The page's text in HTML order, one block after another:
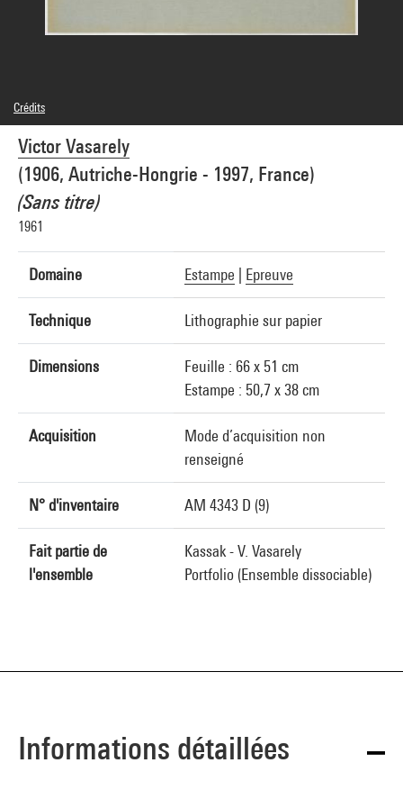
Victor Vasarely
(1906, Autriche-Hongrie - 1997, France)
(Sans titre)
1961
Domaine Estampe Epreuve
Technique Lithographie sur papier
Dimensions
Feuille : 66 x 51 cm
Estampe : 50,7 x 38 cm
Acquisition
Mode d’acquisition non
renseigné
N° d'inventaire AM 4343 D (9)
Fait partie de
l'ensemble
Kassak - V. Vasarely
Portfolio (Ensemble dissociable)
Crédits
© Adagp, Paris
Crédit photographique : Centre Pompidou, MNAM-CCI/Philippe Migeat/Dist.
GrandPalaisRmn
Réf. image : 4N89560
Diffusion image :GrandPalaisRmnPhoto
Informations détaillées